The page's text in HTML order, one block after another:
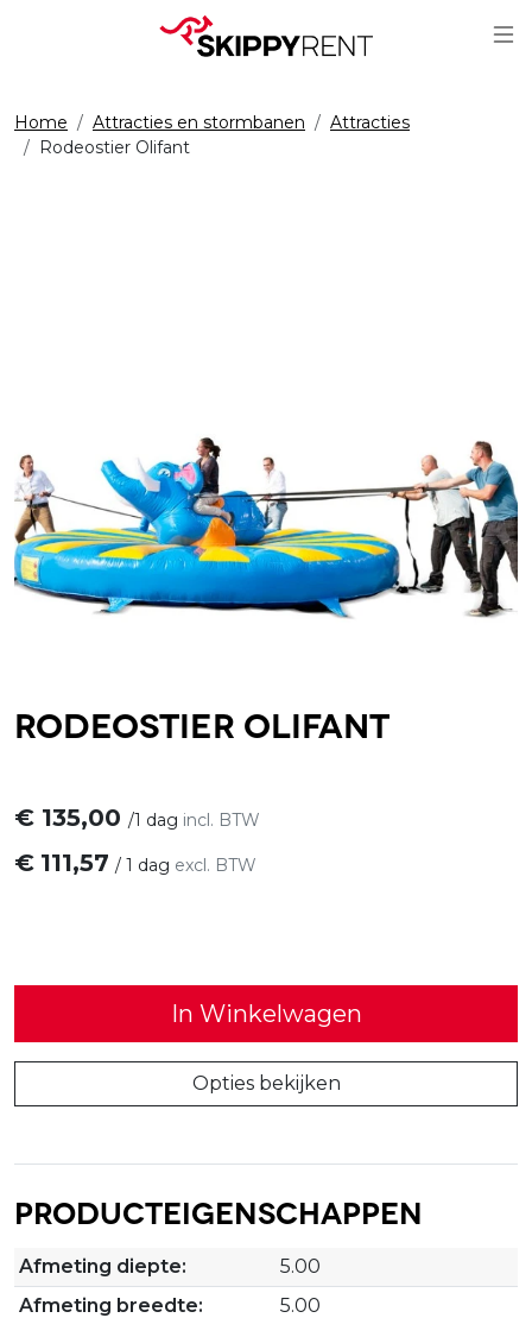
Home Attracties en stormbanen
Attracties
Rodeostier Olifant
Rodeostier Olifant
€ 135,00 /1 dag incl. BTW
€ 111,57 / 1 dag excl. BTW
In Winkelwagen
Opties bekijken
Producteigenschappen
Afmeting diepte:
5.00
Afmeting breedte:
5.00